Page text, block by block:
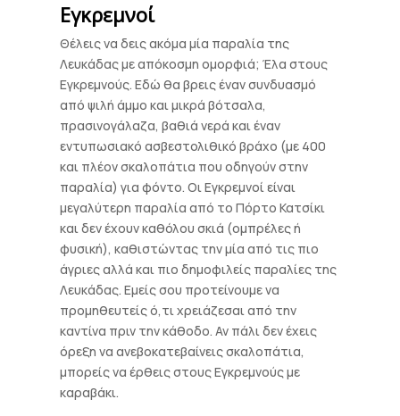
Εγκρεμνοί
Θέλεις να δεις ακόμα μία παραλία της
Λευκάδας με απόκοσμη ομορφιά; Έλα στους
Εγκρεμνούς. Εδώ θα βρεις έναν συνδυασμό
από ψιλή άμμο και μικρά βότσαλα,
πρασινογάλαζα, βαθιά νερά και έναν
εντυπωσιακό ασβεστολιθικό βράχο (με 400
και πλέον σκαλοπάτια που οδηγούν στην
παραλία) για φόντο. Οι Εγκρεμνοί είναι
μεγαλύτερη παραλία από το Πόρτο Κατσίκι
και δεν έχουν καθόλου σκιά (ομπρέλες ή
φυσική), καθιστώντας την μία από τις πιο
άγριες αλλά και πιο δημοφιλείς παραλίες της
Λευκάδας. Εμείς σου προτείνουμε να
προμηθευτείς ό,τι χρειάζεσαι από την
καντίνα πριν την κάθοδο. Αν πάλι δεν έχεις
όρεξη να ανεβοκατεβαίνεις σκαλοπάτια,
μπορείς να έρθεις στους Εγκρεμνούς με
καραβάκι.